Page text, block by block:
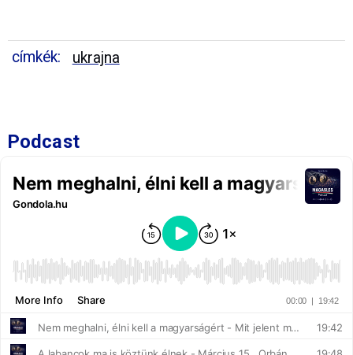
címkék: ukrajna
Podcast